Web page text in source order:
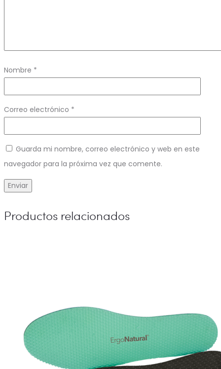
Nombre *
Correo electrónico *
Guarda mi nombre, correo electrónico y web en este
navegador para la próxima vez que comente.
Productos relacionados